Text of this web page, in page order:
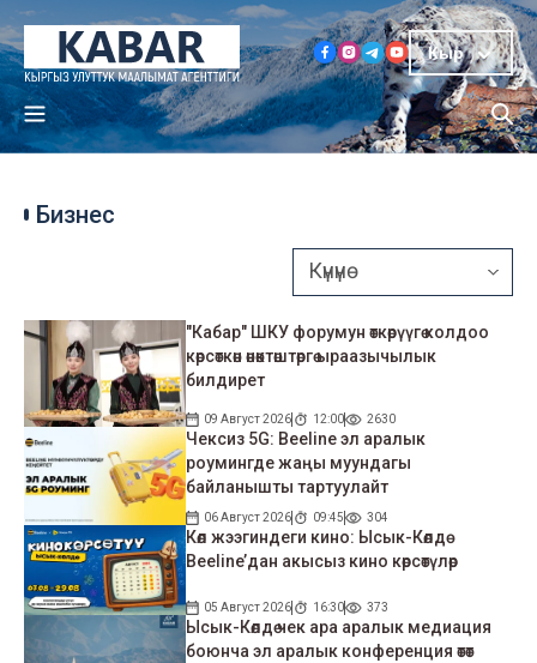
Кыр
Бизнес
"Кабар" ШКУ форумун өткөрүүгө колдоо
көрсөткөн өнөктөштөргө ыраазычылык
билдирет
09 Август 2026 12:00 2630
Чексиз 5G: Beeline эл аралык
роумингде жаңы муундагы
байланышты тартуулайт
06 Август 2026 09:45 304
Көл жээгиндеги кино: Ысык-Көлдө
Beeline’дан акысыз кино көрсөтүлөр
05 Август 2026 16:30 373
Ысык-Көлдө чек ара аралык медиация
боюнча эл аралык конференция өтөт